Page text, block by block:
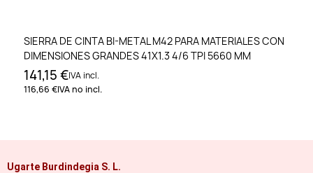
SIERRA DE CINTA BI-METAL M42 PARA MATERIALES CON
DIMENSIONES GRANDES 41X1.3 4/6 TPI 5660 MM
141,15 €IVA incl.
116,66 €IVA no incl.
Ugarte Burdindegia S. L.